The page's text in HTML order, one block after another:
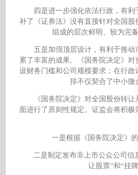
四是进一步强化依法行政，有
补了《证券法》没有直接针对全国
组成的层次鲜明、较为完
五是加强顶层设计，有利于推
累了丰富的成果。《国务院决定》
设财务门槛和公司规模要求；在行
排不仅契合了中小微
《国务院决定》对全国股份转
面进行了原则性规定。证监会将积
一是根据《国务院决定》
二是制定发布非上市公众公司
让股票”和“挂